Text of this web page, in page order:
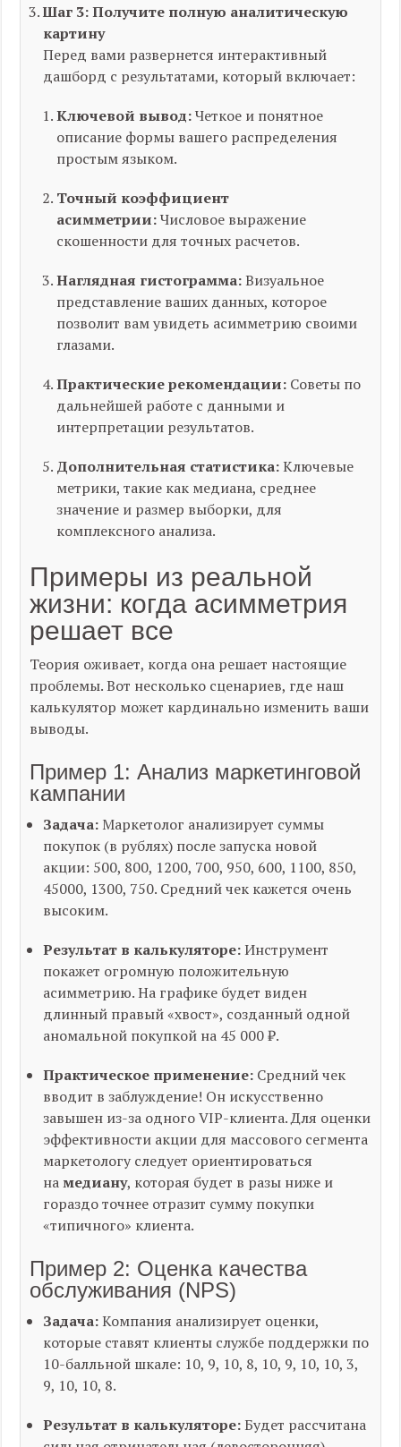
Шаг 3: Получите полную аналитическую
картину
Перед вами развернется интерактивный
дашборд с результатами, который включает:
Ключевой вывод:Четкое и понятное
описание формы вашего распределения
простым языком.
Точный коэффициент
асимметрии:Числовое выражение
скошенности для точных расчетов.
Наглядная гистограмма:Визуальное
представление ваших данных, которое
позволит вамувидеть асимметрию своими
глазами.
Практические рекомендации: Советы по
дальнейшей работе с данными и
интерпретации результатов.
Дополнительная статистика:Ключевые
метрики, такие как медиана, среднее
значение и размер выборки, для
комплексного анализа.
Примеры из реальной
жизни: когда асимметрия
решает все
Теория оживает, когда она решает настоящие
проблемы. Вот несколько сценариев, где наш
калькулятор может кардинально изменить ваши
выводы.
Пример 1: Анализ маркетинговой
кампании
Задача: Маркетолог анализирует суммы
покупок (в рублях) после запуска новой
акции: 500, 800, 1200, 700, 950, 600, 1100, 850,
45000, 1300, 750. Средний чек кажется очень
высоким.
Результат в калькуляторе:Инструмент
покажет огромную положительную
асимметрию. На графике будет виден
длинный правый «хвост», созданный одной
аномальной покупкой на 45 000 ₽.
Практическое применение: Средний чек
вводит в заблуждение! Он искусственно
завышен из-за одного VIP-клиента. Для оценки
эффективности акции для массового сегмента
маркетологу следует ориентироваться
намедиану, которая будет в разы ниже и
гораздо точнее отразит сумму покупки
«типичного» клиента.
Пример 2: Оценка качества
обслуживания (NPS)
Задача:Компания анализирует оценки,
которые ставят клиенты службе поддержки по
10-балльной шкале: 10, 9, 10, 8, 10, 9, 10, 10, 3,
9, 10, 10, 8.
Результат в калькуляторе:Будет рассчитана